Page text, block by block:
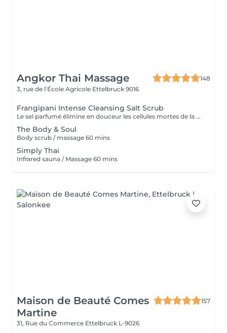
Angkor Thai Massage
148
3, rue de l'École Agricole Ettelbruck 9016
Frangipani Intense Cleansing Salt Scrub
Le sel parfumé élimine en douceur les cellules mortes de la peau, favorisant la régénération de nouvelles cellules. Ce soin luxueux révèle une toile lisse et réactive, prête à absorber l'huile corporelle profondément nourrissante.
The Body & Soul
Body scrub / massage 60 mins
Simply Thai
Infrared sauna / Massage 60 mins
Maison de Beauté Comes
Martine
157
31, Rue du Commerce Ettelbruck L-9026